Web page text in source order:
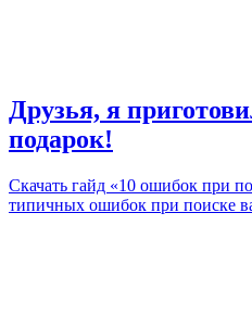
Друзья, я
подарок!
Скачать гайд «10 ошибок при
типичных ошибок при поиске